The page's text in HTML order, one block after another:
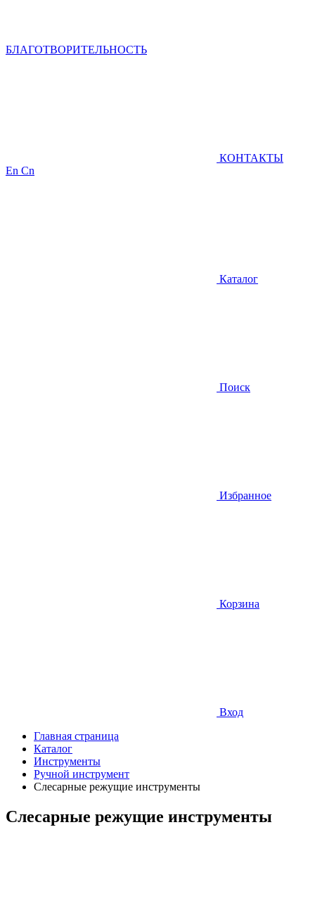
БЛАГОТВОРИТЕЛЬНОСТЬ
КОНТАКТЫ
En Cn
Каталог
Поиск
Избранное
Корзина
Вход
Главная страница
Каталог
Инструменты
Ручной инструмент
Слесарные режущие инструменты
Слесарные режущие инструменты